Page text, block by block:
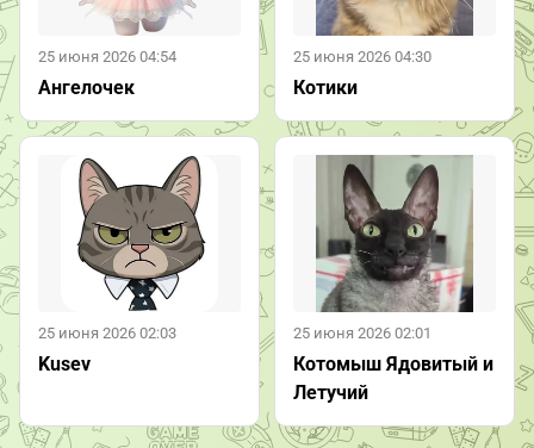
25 июня 2026 04:54
Ангелочек
25 июня 2026 04:30
Котики
25 июня 2026 02:03
Kusev
25 июня 2026 02:01
Котомыш Ядовитый и
Летучий